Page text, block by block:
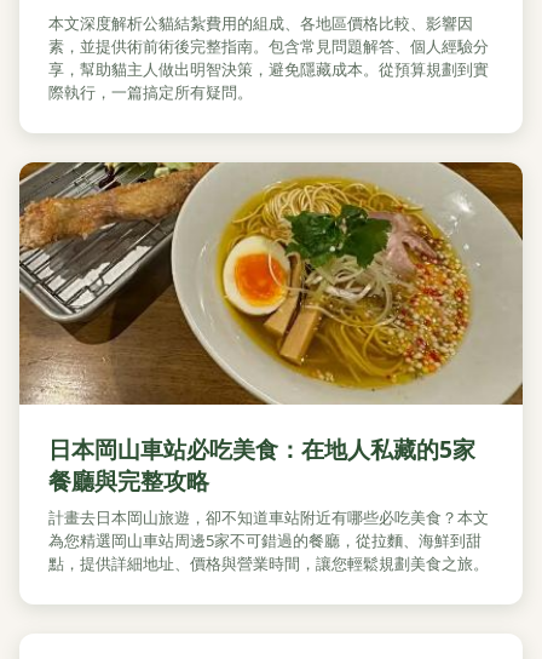
本文深度解析公貓結紮費用的組成、各地區價格比較、影響因
素，並提供術前術後完整指南。包含常見問題解答、個人經驗分
享，幫助貓主人做出明智決策，避免隱藏成本。從預算規劃到實
際執行，一篇搞定所有疑問。
日本岡山車站必吃美食：在地人私藏的5家
餐廳與完整攻略
計畫去日本岡山旅遊，卻不知道車站附近有哪些必吃美食？本文
為您精選岡山車站周邊5家不可錯過的餐廳，從拉麵、海鮮到甜
點，提供詳細地址、價格與營業時間，讓您輕鬆規劃美食之旅。